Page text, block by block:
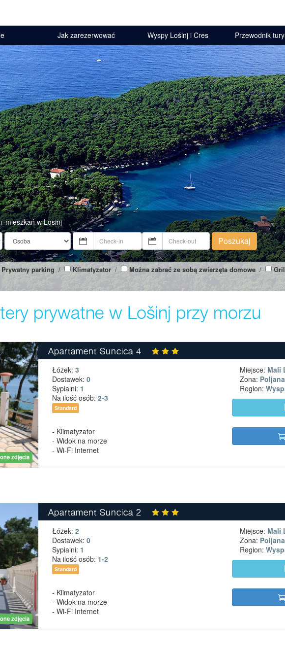
Jak zarezerwować Wyspy Lošinj i Cres Przewodnik
mieszkań w Losinj
Poszukaj
Prywatny parking / Klimatyzator / Można zabrać ze sobą zwierzęta domowe/
prywatne w Lošinj przy morzu
zdjęcia
Apartament Suncica 4
Łóżek: 3
Dostawek: 0
Sypialni: 1
Na ilość osób: 2-3
Standard
- Klimatyzator
- Widok na morze
- Wi-Fi Internet
Miejsce: Mali
Zona: Poljana
Region:
zdjęcia
Apartament Suncica 2
Łóżek: 2
Dostawek: 0
Sypialni: 1
Na ilość osób: 1-2
Standard
- Klimatyzator
- Widok na morze
- Wi-Fi Internet
Miejsce: Mali
Zona: Poljana
Region: